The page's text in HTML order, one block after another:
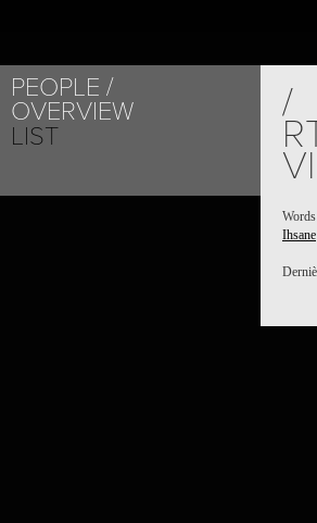
PEOPLE
OVERVIEW
LIST
/
Words
Ihsane